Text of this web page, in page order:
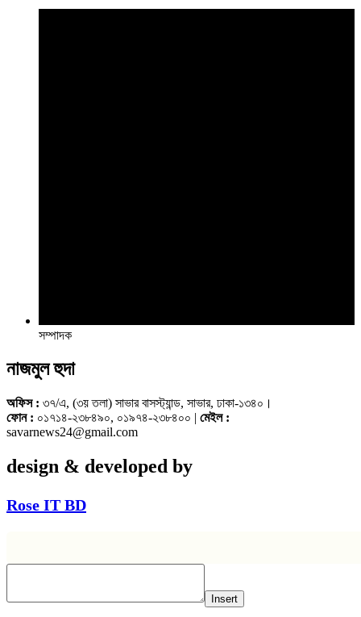
সম্পাদক
নাজমুল হুদা
অফিস : ৩৭/এ, (৩য় তলা) সাভার বাসস্ট্যান্ড, সাভার, ঢাকা-১৩৪০।
ফোন : ০১৭১৪-২৩৮৪৯০, ০১৯৭৪-২৩৮৪০০ | মেইল :
savarnews24@gmail.com
design & developed by
Rose IT BD
Insert